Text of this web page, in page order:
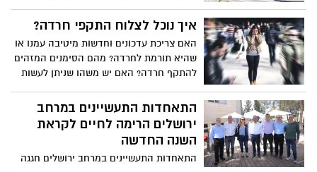
באופן משמעותי על הכלכלה הישראלית.
ההערכה הרווחת לפיה המלחמה בעזה עשויה
להימשך עוד זמן רב, מביאה לאי וודאות
כלכלית מחד, אך מאידך מחייבת את האנשים
ליצור סוג של שיגרה מסוימת במצב החירום
שלאחריה
איך נוכל לצלוח התקפי חרדה?
האם צריכת עדכונים וחדשות מיטיבה עמנו או
שהיא תורמת לחרדה? מהם הסימנים המזהים
להתקף חרדה? האם יש משהו שניתן לעשות
ומתי כדאי לפנות לעזרה מקצועית? שיר
אליאס, פסיכולוגית בהתמחות קלינית,
במאוחדת מחוז ירושלים, מפרטת במדריך
קצר לימי הלחימה
התאחדות התעשיינים במרחב
ירושלים הרימה לחיים לקראת
השנה החדשה
התאחדות התעשיינים במרחב ירושלים חגגה